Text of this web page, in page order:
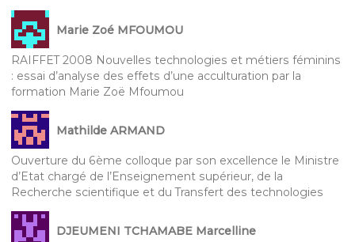
Marie Zoé MFOUMOU
RAIFFET 2008 Nouvelles technologies et métiers féminins
: essai d’analyse des effets d’une acculturation par la
formation Marie Zoë Mfoumou
Mathilde ARMAND
Ouverture du 6ème colloque par son excellence le Ministre
d’Etat chargé de l’Enseignement supérieur, de la
Recherche scientifique et du Transfert des technologies
DJEUMENI TCHAMABE Marcelline